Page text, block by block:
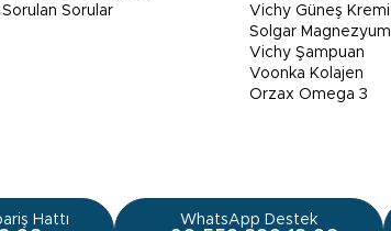
Sorulan Sorular
Vichy Güneş Kremi
Solgar Magnezyum
Vichy Şampuan
Voonka Kolajen
Orzax Omega 3
Hattı WhatsApp Destek